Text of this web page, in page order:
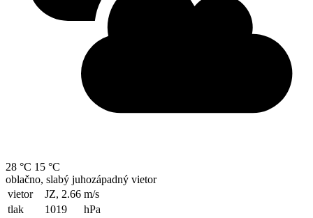
28 °C 15 °C
oblačno, slabý juhozápadný vietor
vietor
JZ, 2.66 m/s
tlak
1019
hPa